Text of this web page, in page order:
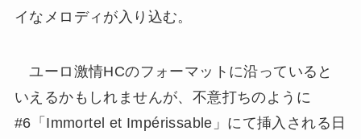
イなメロディが入り込む。
ユーロ激情HCのフォーマットに沿っていると
いえるかもしれませんが、不意打ちのように
#6「Immortel et Impérissable」にて挿入される日